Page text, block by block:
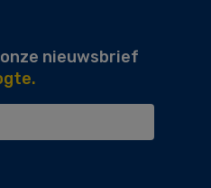
nieuwsbrief